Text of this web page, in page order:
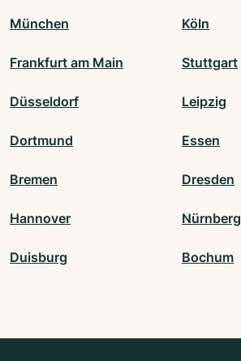
München Köln
Frankfurt am Main Stuttgart
Düsseldorf Leipzig
Dortmund Essen
Bremen Dresden
Hannover Nürnberg
Duisburg Bochum